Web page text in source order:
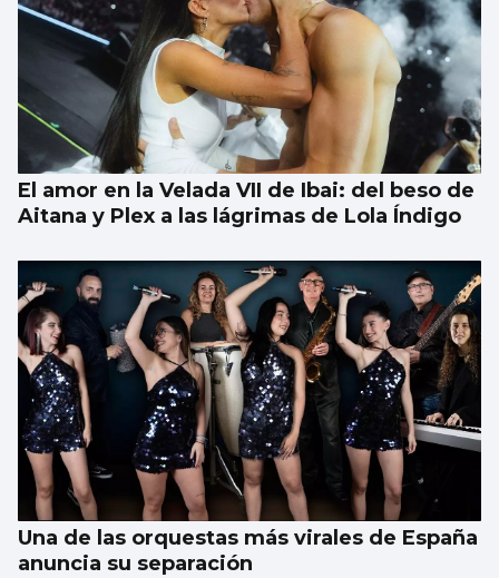
El amor en la Velada VII de Ibai: del beso de
Aitana y Plex a las lágrimas de Lola Índigo
Una de las orquestas más virales de España
anuncia su separación